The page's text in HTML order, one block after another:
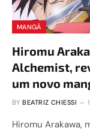
MANGÁ
Hiromu
Alchemist,
um novo
BY BEATRIZ CHIESSI
Hiromu Arakawa,